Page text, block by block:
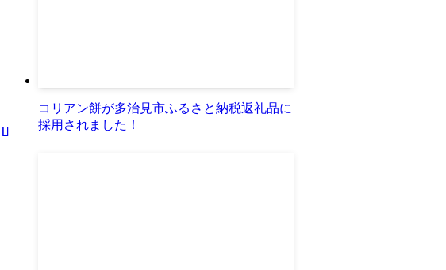
コリアン餅が多治見市ふるさと納税返礼品に
採用されました！